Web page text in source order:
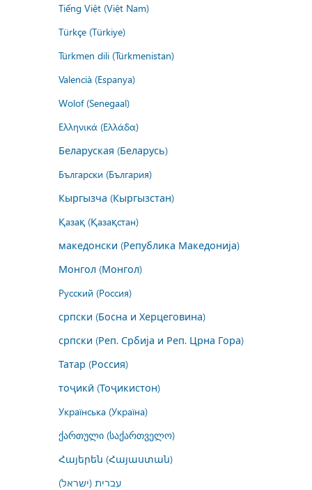
Tiếng Việt (Việt Nam)
Türkçe (Türkiye)
Türkmen dili (Türkmenistan)
Valencià (Espanya)
Wolof (Senegaal)
Ελληνικά (Ελλάδα)
Беларуская (Беларусь)
Български (България)
Кыргызча (Кыргызстан)
Қазақ (Қазақстан)
македонски (Република Македонија)
Монгол (Монгол)
Русский (Россия)
српски (Босна и Херцеговина)
српски (Реп. Србија и Реп. Црна Гора)
Татар (Россия)
тоҷикӣ (Тоҷикистон)
Українська (Україна)
ქართული (საქართველო)
Հայերեն (Հայաստան)
עברית (ישראל)